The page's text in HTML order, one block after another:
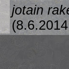
jotain